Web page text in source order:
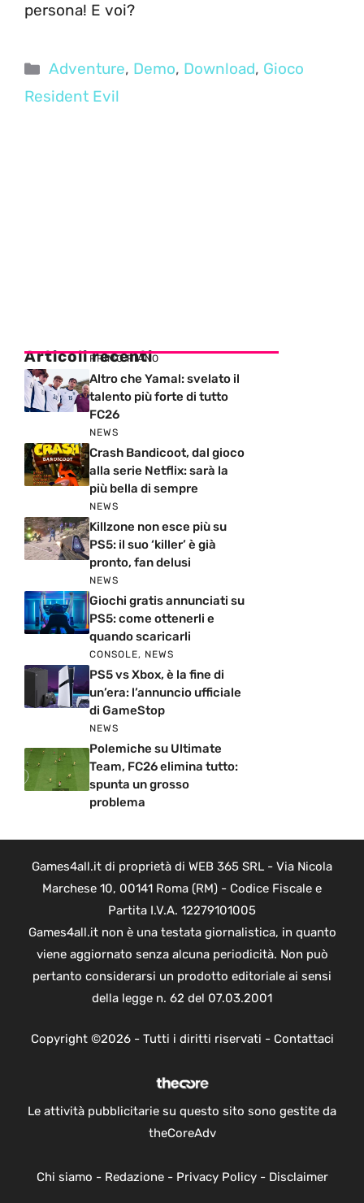
persona! E voi?
Categorie
Adventure, Demo, Download, Gioco
Resident Evil
Articoli recenti
PRIMO PIANO
Altro che Yamal: svelato il
talento più forte di tutto
FC26
NEWS
Crash Bandicoot, dal gioco
alla serie Netflix: sarà la
più bella di sempre
NEWS
Killzone non esce più su
PS5: il suo ‘killer’ è già
pronto, fan delusi
NEWS
Giochi gratis annunciati su
PS5: come ottenerli e
quando scaricarli
CONSOLE, NEWS
PS5 vs Xbox, è la fine di
un’era: l’annuncio ufficiale
di GameStop
NEWS
Polemiche su Ultimate
Team, FC26 elimina tutto:
spunta un grosso
problema
Games4all.it di proprietà di WEB 365 SRL - Via Nicola
Marchese 10, 00141 Roma (RM) - Codice Fiscale e
Partita I.V.A. 12279101005
Games4all.it non è una testata giornalistica, in quanto
viene aggiornato senza alcuna periodicità. Non può
pertanto considerarsi un prodotto editoriale ai sensi
della legge n. 62 del 07.03.2001
Copyright ©2026 - Tutti i diritti riservati - Contattaci
Le attività pubblicitarie su questo sito sono gestite da
theCoreAdv
Chi siamo - Redazione- Privacy Policy- Disclaimer